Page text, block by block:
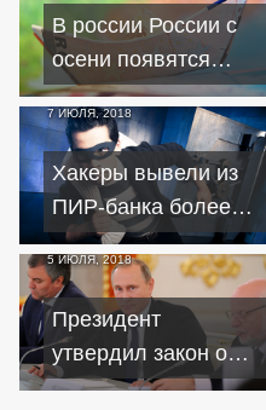
США
В россии России с
осени появятся
свои офшорные
зоны
7 ИЮЛЯ, 2018
Хакеры вывели из
ПИР-банка более
50 миллионов
рублей
5 ИЮЛЯ, 2018
Президент
утвердил закон об
изменении